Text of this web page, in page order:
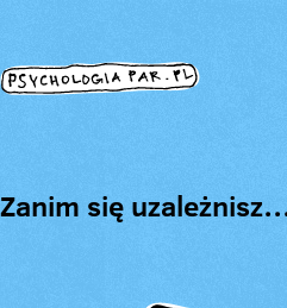
Zanim się